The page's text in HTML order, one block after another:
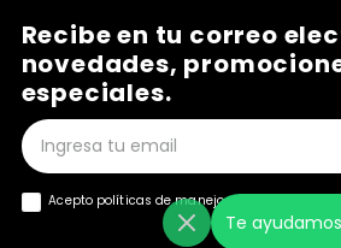
Te
Recibe en tu correo
novedades,
especiales.
Acepto políticas de manejo de